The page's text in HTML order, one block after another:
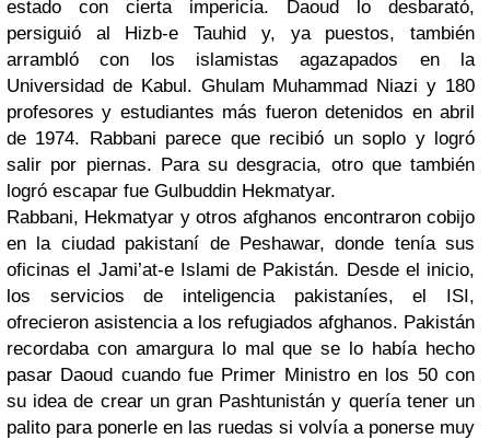
estado con cierta impericia. Daoud lo desbarató,
persiguió al Hizb-e Tauhid y, ya puestos, también
arrambló con los islamistas agazapados en la
Universidad de Kabul. Ghulam Muhammad Niazi y 180
profesores y estudiantes más fueron detenidos en abril
de 1974. Rabbani parece que recibió un soplo y logró
salir por piernas. Para su desgracia, otro que también
logró escapar fue Gulbuddin Hekmatyar.
Rabbani, Hekmatyar y otros afghanos encontraron cobijo
en la ciudad pakistaní de Peshawar, donde tenía sus
oficinas el Jami’at-e Islami de Pakistán. Desde el inicio,
los servicios de inteligencia pakistaníes, el ISI,
ofrecieron asistencia a los refugiados afghanos. Pakistán
recordaba con amargura lo mal que se lo había hecho
pasar Daoud cuando fue Primer Ministro en los 50 con
su idea de crear un gran Pashtunistán y quería tener un
palito para ponerle en las ruedas si volvía a ponerse muy